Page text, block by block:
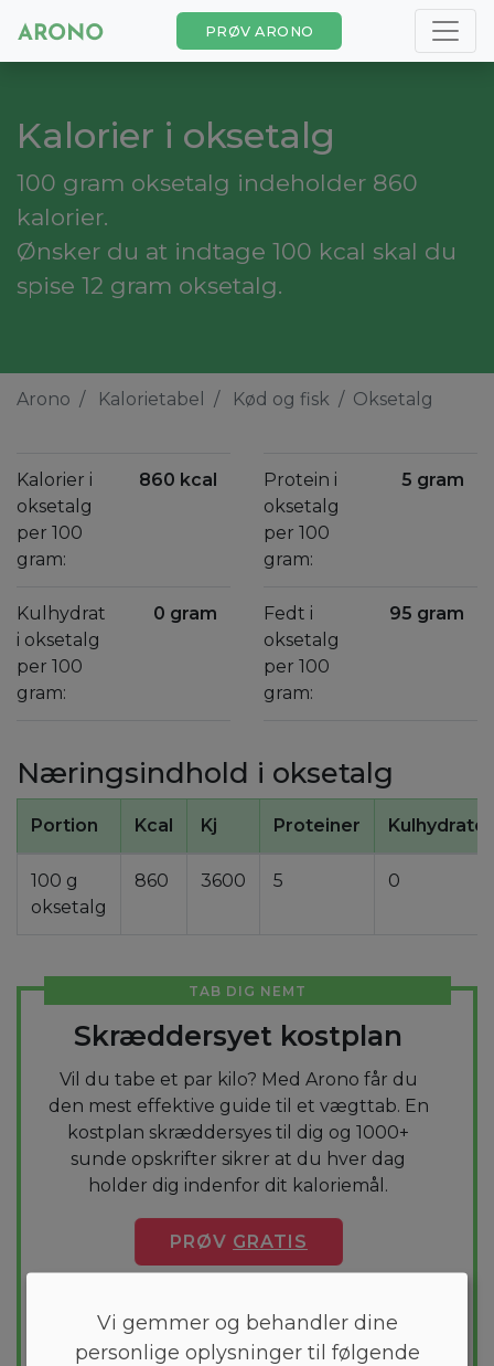
PRØV ARONO
Kalorier i oksetalg
100 gram oksetalg indeholder 860
kalorier.
Ønsker du at indtage 100 kcal skal du
spise 12 gram oksetalg.
Arono Kalorietabel Kød og fisk Oksetalg
Kalorier i
oksetalg
per 100
gram:
860 kcal
Kulhydrat
i oksetalg
per 100
gram:
0 gram
Protein i
oksetalg
per 100
gram:
5 gram
Fedt i
oksetalg
per 100
gram:
95 gram
Næringsindhold i oksetalg
Portion Kcal Kj Proteiner Kulhydrater
100 g
oksetalg
860 3600 5 0
TAB DIG NEMT
Skræddersyet kostplan
Vil du tabe et par kilo? Med Arono får du
den mest effektive guide til et vægttab. En
kostplan skræddersyes til dig og 1000+
sunde opskrifter sikrer at du hver dag
holder dig indenfor dit kaloriemål.
PRØV GRATIS
Vi gemmer og behandler dine
personlige oplysninger til følgende